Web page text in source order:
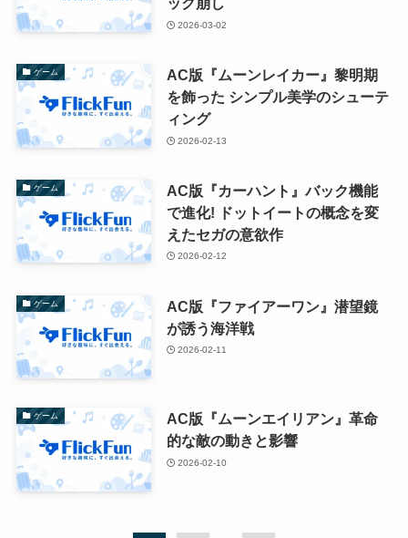
2026-03-02
ゲーム
AC版『ムーンレイカー』黎明期
を飾った シンプル美学のシューテ
ィング
2026-02-13
ゲーム
AC版『カーハント』バック機能
で進化! ドットイートの概念を変
えたセガの意欲作
2026-02-12
ゲーム
AC版『ファイアーワン』潜望鏡
が誘う海洋戦
2026-02-11
ゲーム
AC版『ムーンエイリアン』革命
的な敵の動きと影響
2026-02-10